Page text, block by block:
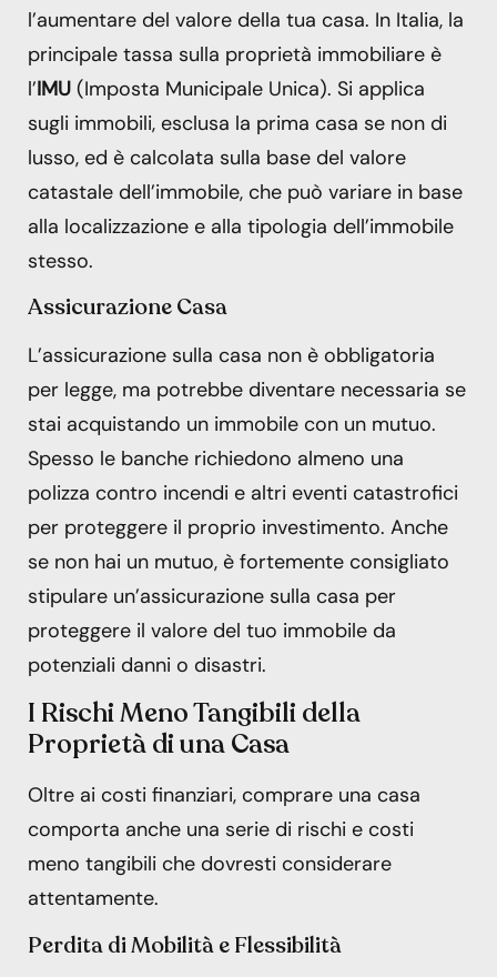
l’aumentare del valore della tua casa. In Italia, la
principale tassa sulla proprietà immobiliare è
l’IMU (Imposta Municipale Unica). Si applica
sugli immobili, esclusa la prima casa se non di
lusso, ed è calcolata sulla base del valore
catastale dell’immobile, che può variare in base
alla localizzazione e alla tipologia dell’immobile
stesso.
Assicurazione Casa
L’assicurazione sulla casa non è obbligatoria
per legge, ma potrebbe diventare necessaria se
stai acquistando un immobile con un mutuo.
Spesso le banche richiedono almeno una
polizza contro incendi e altri eventi catastrofici
per proteggere il proprio investimento. Anche
se non hai un mutuo, è fortemente consigliato
stipulare un’assicurazione sulla casa per
proteggere il valore del tuo immobile da
potenziali danni o disastri.
I Rischi Meno Tangibili della
Proprietà di una Casa
Oltre ai costi finanziari, comprare una casa
comporta anche una serie di rischi e costi
meno tangibili che dovresti considerare
attentamente.
Perdita di Mobilità e Flessibilità